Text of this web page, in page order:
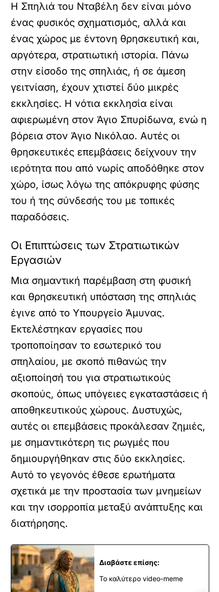
Η Σπηλιά του Νταβέλη δεν είναι μόνο
ένας φυσικός σχηματισμός, αλλά και
ένας χώρος με έντονη θρησκευτική και,
αργότερα, στρατιωτική ιστορία. Πάνω
στην είσοδο της σπηλιάς, ή σε άμεση
γειτνίαση, έχουν χτιστεί δύο μικρές
εκκλησίες. Η νότια εκκλησία είναι
αφιερωμένη στον Άγιο Σπυρίδωνα, ενώ η
βόρεια στον Άγιο Νικόλαο. Αυτές οι
θρησκευτικές επεμβάσεις δείχνουν την
ιερότητα που από νωρίς αποδόθηκε στον
χώρο, ίσως λόγω της απόκρυφης φύσης
του ή της σύνδεσής του με τοπικές
παραδόσεις.
Οι Επιπτώσεις των Στρατιωτικών
Εργασιών
Μια σημαντική παρέμβαση στη φυσική
και θρησκευτική υπόσταση της σπηλιάς
έγινε από το Υπουργείο Άμυνας.
Εκτελέστηκαν εργασίες που
τροποποίησαν το εσωτερικό του
σπηλαίου, με σκοπό πιθανώς την
αξιοποίησή του για στρατιωτικούς
σκοπούς, όπως υπόγειες εγκαταστάσεις ή
αποθηκευτικούς χώρους. Δυστυχώς,
αυτές οι επεμβάσεις προκάλεσαν ζημιές,
με σημαντικότερη τις ρωγμές που
δημιουργήθηκαν στις δύο εκκλησίες.
Αυτό το γεγονός έθεσε ερωτήματα
σχετικά με την προστασία των μνημείων
και την ισορροπία μεταξύ ανάπτυξης και
διατήρησης.
Διαβάστε επίσης:
Το καλύτερο video-meme